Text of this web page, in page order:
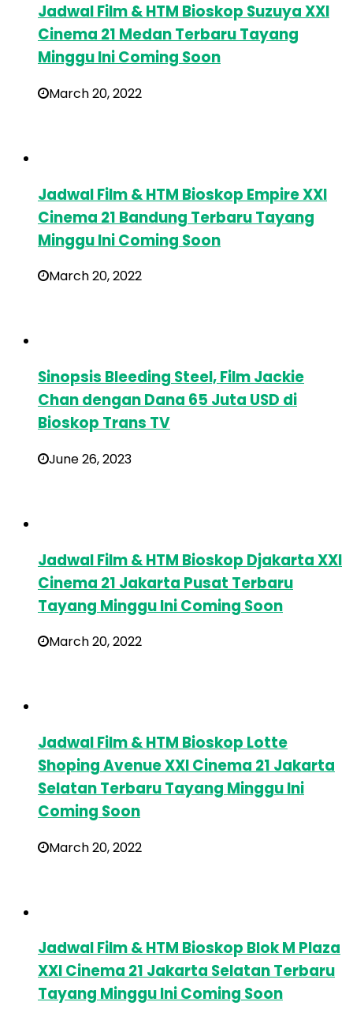
Jadwal Film & HTM Bioskop Suzuya XXI
Cinema 21 Medan Terbaru Tayang
Minggu Ini Coming Soon
March 20, 2022
Jadwal Film & HTM Bioskop Empire XXI
Cinema 21 Bandung Terbaru Tayang
Minggu Ini Coming Soon
March 20, 2022
Sinopsis Bleeding Steel, Film Jackie
Chan dengan Dana 65 Juta USD di
Bioskop Trans TV
June 26, 2023
Jadwal Film & HTM Bioskop Djakarta XXI
Cinema 21 Jakarta Pusat Terbaru
Tayang Minggu Ini Coming Soon
March 20, 2022
Jadwal Film & HTM Bioskop Lotte
Shoping Avenue XXI Cinema 21 Jakarta
Selatan Terbaru Tayang Minggu Ini
Coming Soon
March 20, 2022
Jadwal Film & HTM Bioskop Blok M Plaza
XXI Cinema 21 Jakarta Selatan Terbaru
Tayang Minggu Ini Coming Soon